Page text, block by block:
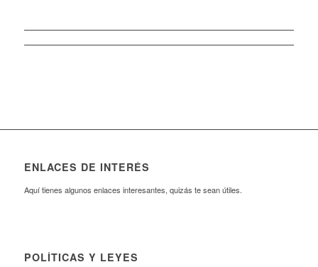
ENLACES DE INTERÉS
Aquí tienes algunos enlaces interesantes, quizás te sean útiles.
POLÍTICAS Y LEYES